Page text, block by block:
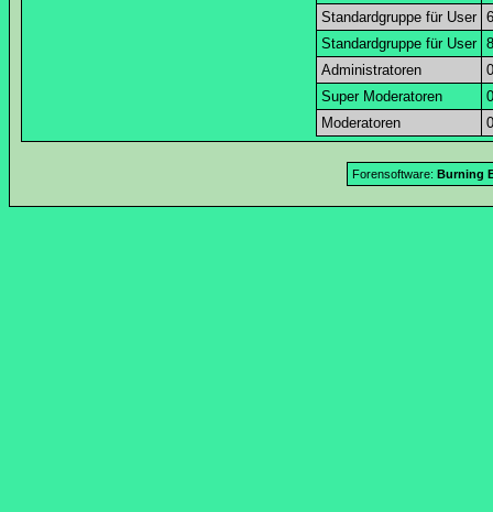
Standardgruppe für User
Standardgruppe für User
Administratoren
0
Super Moderatoren
0
Moderatoren
0
Forensoftware: Burning